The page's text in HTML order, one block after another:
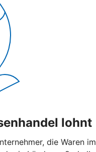
lohnt
die Waren im